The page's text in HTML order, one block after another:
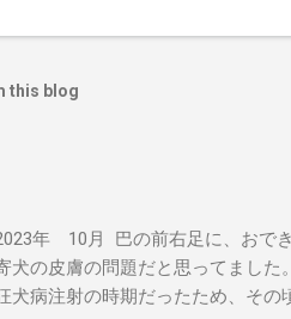
this blog
年 10月 巴の前右足に、おで
犬の皮膚の問題だと思ってまし
犬病注射の時期だったため、その